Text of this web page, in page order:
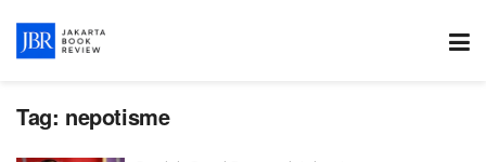
Tag: nepotisme